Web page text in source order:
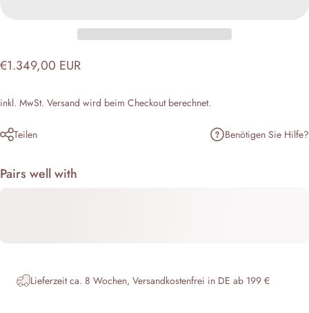
€1.349,00 EUR
inkl. MwSt. Versand wird beim Checkout berechnet.
Teilen Benötigen Sie Hilfe?
Pairs well with
Lieferzeit ca. 8 Wochen, Versandkostenfrei in DE ab 199 €